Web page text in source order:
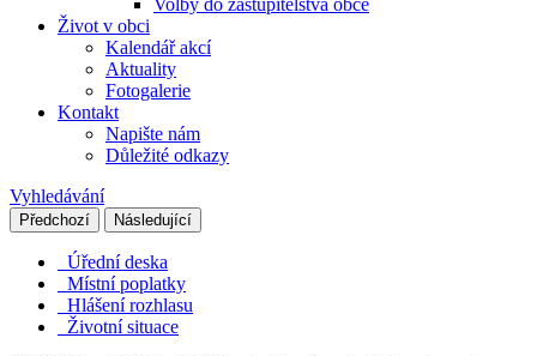
Volby do zastupitelstva obce
Život v obci
Kalendář akcí
Aktuality
Fotogalerie
Kontakt
Napište nám
Důležité odkazy
Vyhledávání
Předchozí Následující
Úřední deska
Místní poplatky
Hlášení rozhlasu
Životní situace